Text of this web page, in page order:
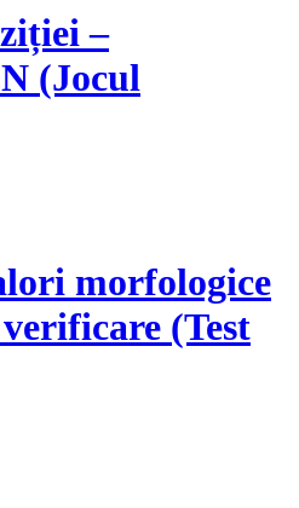
–
(Jocul
morfologice
(Test